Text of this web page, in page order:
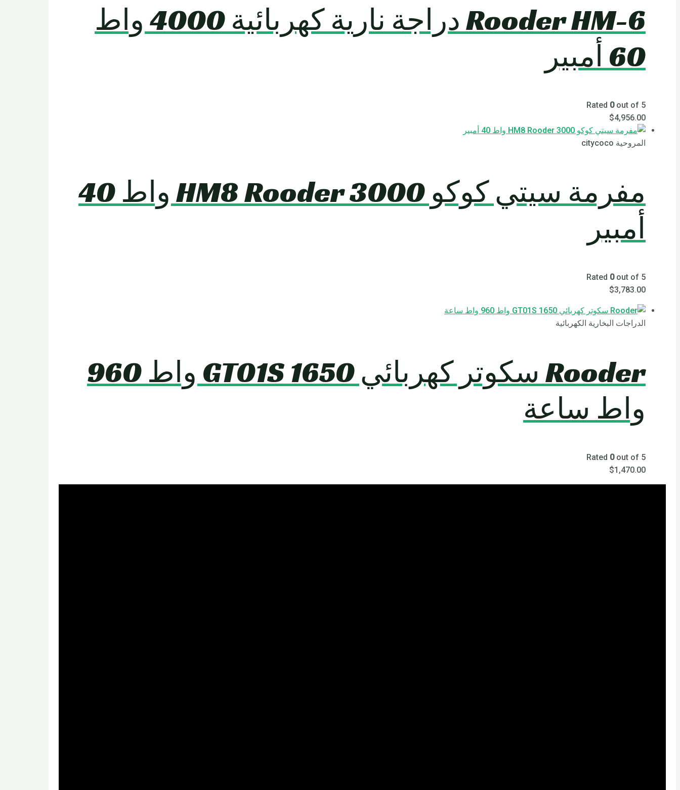
Rooder HM-6 دراجة نارية كهربائية 4000 واط
60 أمبير
Rated 0out of 5
$4,956.00
المروحية citycoco
مفرمة سيتي كوكو HM8 Rooder 3000 واط 40
أمبير
Rated 0out of 5
$3,783.00
الدراجات البخارية الكهربائية
Rooder سكوتر كهربائي GT01S 1650 واط 960
واط ساعة
Rated 0out of 5
$1,470.00